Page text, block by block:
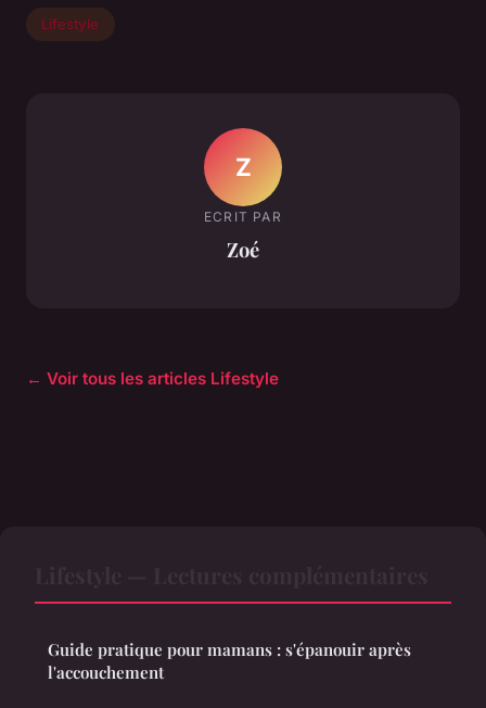
Lifestyle
Z
ECRIT PAR
Zoé
← Voir tous les articles Lifestyle
Guide pratique pour mamans : s'épanouir après
l'accouchement